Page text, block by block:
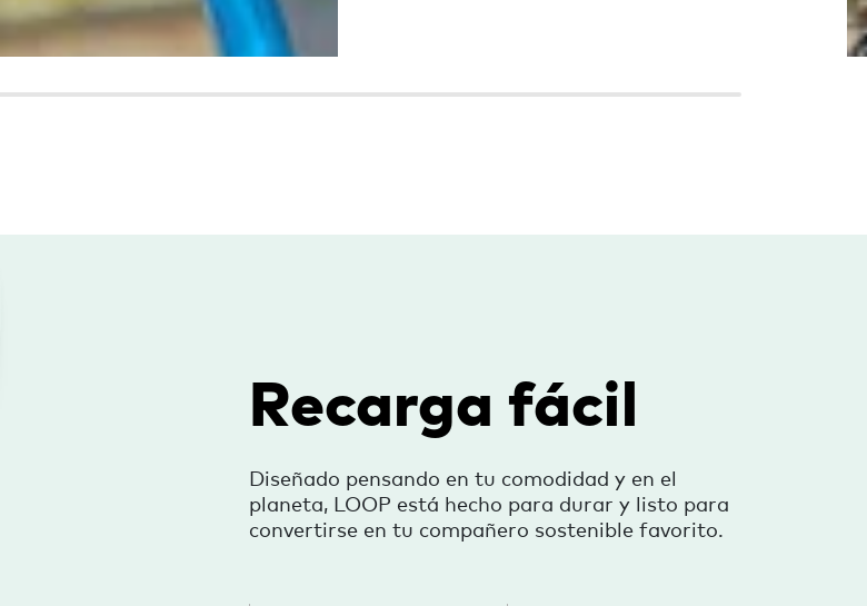
Recarga fácil
Diseñado pensando en tu comodidad y en el
planeta, LOOP está hecho para durar y listo para
convertirse en tu compañero sostenible favorito.